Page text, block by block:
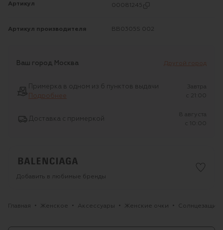
Артикул 00081245
Артикул производителя BB0305S 002
Ваш город Москва Другой город
Примерка в одном из 6 пунктов выдачи
Подробнее
Завтра
c 21:00
Доставка с примеркой
8 августа
c 10:00
Добавить в любимые бренды
Главная Женское Аксессуары Женские очки